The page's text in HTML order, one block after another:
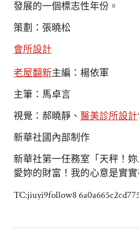
發展的一個標志性年份。
策劃：張曉松
會所設計
老屋翻新主編：楊依軍
主筆：馬卓言
視覺：郝曉靜、 醫美診所設計
新華社國內部制作
新華社第一任務室「天秤！
愛妳的財富！我的心意是實
TC:jiuyi9follow8